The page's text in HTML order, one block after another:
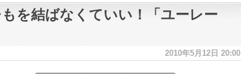
を結ばなくていい！「ユーレー
2010年5月12日 20:00